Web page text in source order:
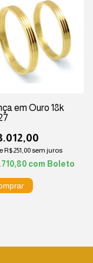
em Ouro 18k
R$251,00sem juros
com Boleto